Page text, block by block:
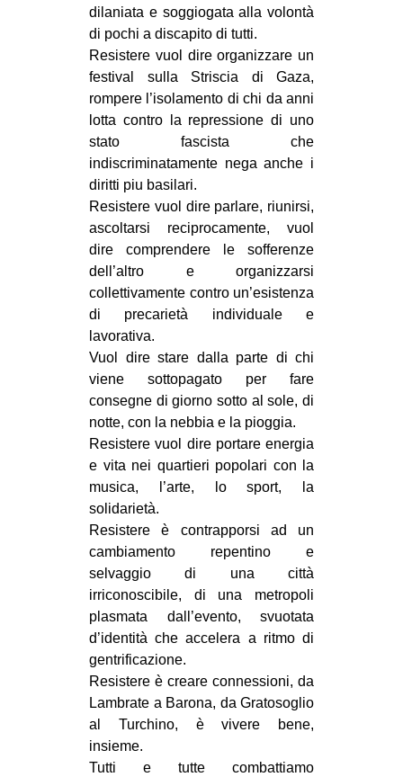
dilaniata e soggiogata alla volontà
di pochi a discapito di tutti.
Resistere vuol dire organizzare un
festival sulla Striscia di Gaza,
rompere l’isolamento di chi da anni
lotta contro la repressione di uno
stato fascista che
indiscriminatamente nega anche i
diritti piu basilari.
Resistere vuol dire parlare, riunirsi,
ascoltarsi reciprocamente, vuol
dire comprendere le sofferenze
dell’altro e organizzarsi
collettivamente contro un’esistenza
di precarietà individuale e
lavorativa.
Vuol dire stare dalla parte di chi
viene sottopagato per fare
consegne di giorno sotto al sole, di
notte, con la nebbia e la pioggia.
Resistere vuol dire portare energia
e vita nei quartieri popolari con la
musica, l’arte, lo sport, la
solidarietà.
Resistere è contrapporsi ad un
cambiamento repentino e
selvaggio di una città
irriconoscibile, di una metropoli
plasmata dall’evento, svuotata
d’identità che accelera a ritmo di
gentrificazione.
Resistere è creare connessioni, da
Lambrate a Barona, da Gratosoglio
al Turchino, è vivere bene,
insieme.
Tutti e tutte combattiamo